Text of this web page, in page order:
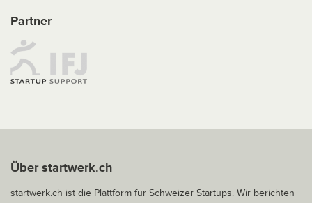
Partner
Über startwerk.ch
startwerk.ch ist die Plattform für Schweizer Startups. Wir berichten